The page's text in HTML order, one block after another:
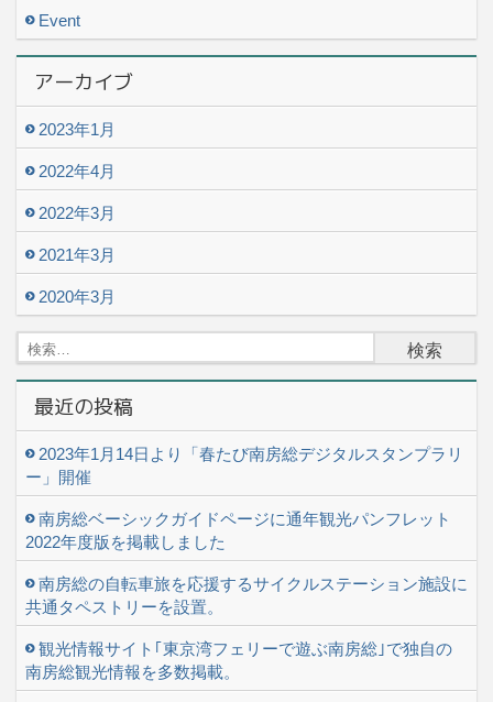
Event
アーカイブ
2023年1月
2022年4月
2022年3月
2021年3月
2020年3月
索:
最近の投稿
2023年1月14日より「春たび南房総デジタルスタンプラリ
ー」開催
南房総ベーシックガイドページに通年観光パンフレット
2022年度版を掲載しました
南房総の自転車旅を応援するサイクルステーション施設に
共通タペストリーを設置。
観光情報サイト｢東京湾フェリーで遊ぶ南房総｣で独自の
南房総観光情報を多数掲載。